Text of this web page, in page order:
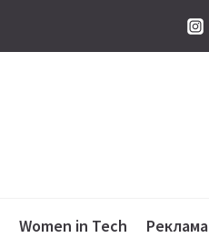
Women in Tech Реклама